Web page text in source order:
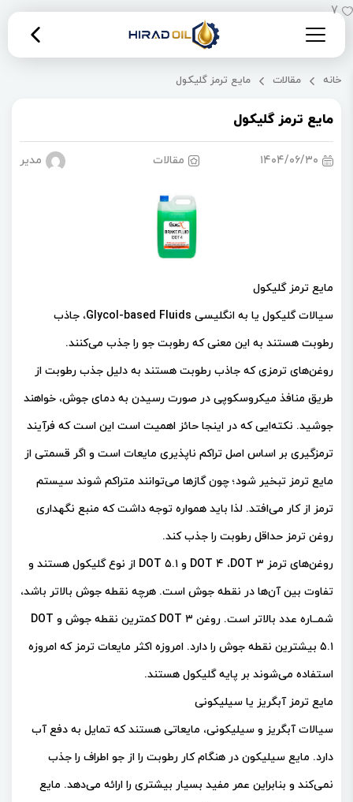
خانه مقالات مایع ترمز گلیکول
مایع ترمز گلیکول
۱۴۰۴/۰۶/۳۰ مقالات
7
مایع ترمز گلیکول
سیالات گلیکول یا به انگلیسی Glycol-based Fluids، جاذب
رطوبت هستند به این معنی که رطوبت جو را جذب می‌کنند.
روغن‌های ترمزی که جاذب رطوبت هستند به دلیل جذب رطوبت از
طریق منافذ میکروسکوپی در صورت رسیدن به دمای جوش، خواهند
جوشید. نکته‌ایی که در اینجا حائز اهمیت است این است که فرآیند
ترمز‌گیری بر اساس اصل تراکم ناپذیری مایعات است و اگر قسمتی از
مایع ترمز تبخیر شود؛ چون گاز‌ها می‌توانند متراکم شوند سیستم
ترمز از کار می‌افتد. لذا باید همواره توجه داشت که منبع نگهداری
روغن ترمز حداقل رطوبت را جذب کند.
روغن‌های ترمز DOT ۴ ،DOT ۳ و ۵.۱ DOT از نوع گلیکول هستند و
تفاوت بین آن‌ها در نقطه جوش است. هرچه نقطه جوش بالاتر باشد،
شمــاره عدد بالاتر است. روغن DOT ۳ کمترین نقطه جوش و DOT
۵.۱ بیشترین نقطه جوش را دارد. امروزه اکثر مایعات ترمز که امروزه
استفاده می‌شوند بر پایه گلیکول هستند.
مایع ترمز آبگریز یا سیلیکونی
سیالات آبگریز و سیلیکونی، مایعاتی هستند که تمایل به دفع آب
دارد. مایع سیلیکون در هنگام کار رطوبت را از جو اطراف را جذب
نمی‌کند و بنابراین عمر مفید بسیار بیشتری را ارائه می‌دهد. مایع